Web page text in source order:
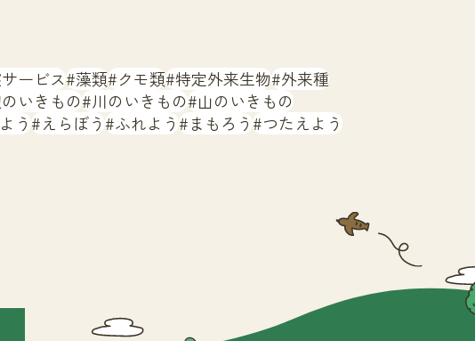
ービス 藻類 クモ類 特定外来生物 外来種
いきもの 川のいきもの 山のいきもの
う えらぼう ふれよう まもろう つたえよう